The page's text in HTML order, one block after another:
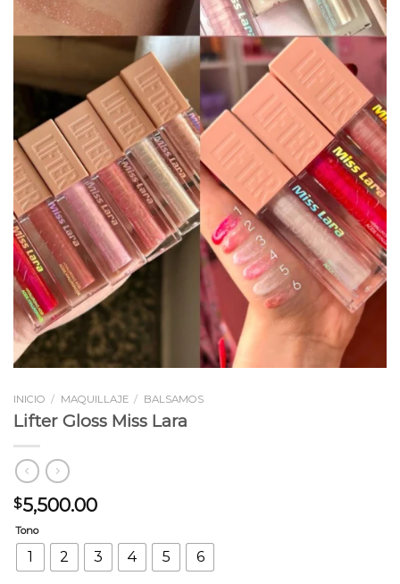
INICIO / MAQUILLAJE / BALSAMOS
Lifter Gloss Miss Lara
$5,500.00
Tono
1 2 3 4 5 6